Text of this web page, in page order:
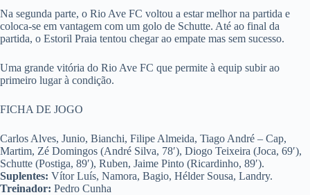
Na segunda parte, o Rio Ave FC voltou a estar melhor na partida e
coloca-se em vantagem com um golo de Schutte. Até ao final da
partida, o Estoril Praia tentou chegar ao empate mas sem sucesso.
Uma grande vitória do Rio Ave FC que permite à equip subir ao
primeiro lugar à condição.
FICHA DE JOGO
Carlos Alves, Junio, Bianchi, Filipe Almeida, Tiago André – Cap,
Martim, Zé Domingos (André Silva, 78′), Diogo Teixeira (Joca, 69′),
Schutte (Postiga, 89′), Ruben, Jaime Pinto (Ricardinho, 89′).
Suplentes: Vítor Luís, Namora, Bagio, Hélder Sousa, Landry.
Treinador: Pedro Cunha